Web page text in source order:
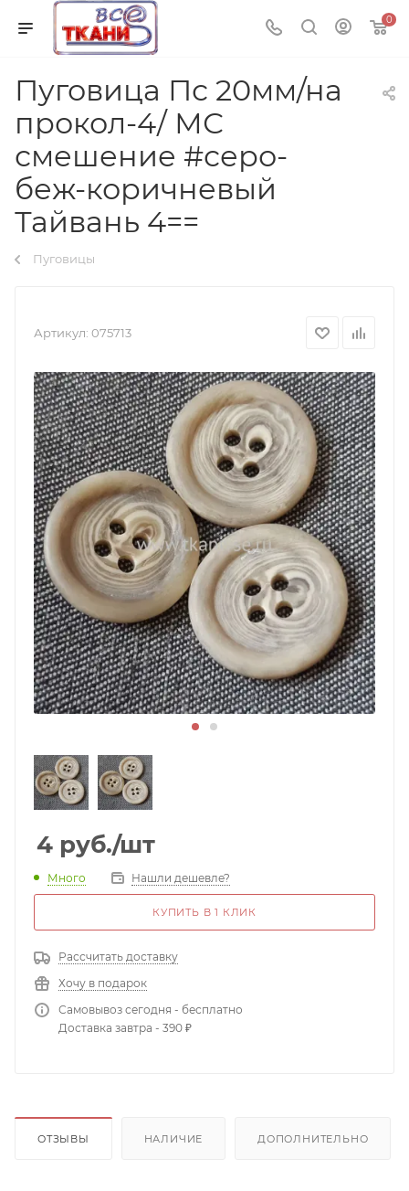
0
Пуговица Пс 20мм/на
прокол-4/ МС
смешение #серо-
беж-коричневый
Тайвань 4==
Пуговицы
Артикул: 075713
4 руб./шт
Много Нашли дешевле?
КУПИТЬ В 1 КЛИК
Рассчитать доставку
Хочу в подарок
Самовывоз сегодня - бесплатно
Доставка завтра - 390 ₽
ОТЗЫВЫ НАЛИЧИЕ ДОПОЛНИТЕЛЬНО